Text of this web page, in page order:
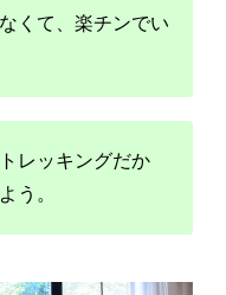
くて、楽チンでい
レッキングだか
う。